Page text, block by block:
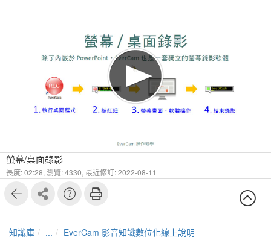
螢幕/桌面錄影
長度: 02:28, 瀏覽: 4330, 最近修訂: 2022-08-11
知識庫 ... EverCam 影音知識數位化線上說明